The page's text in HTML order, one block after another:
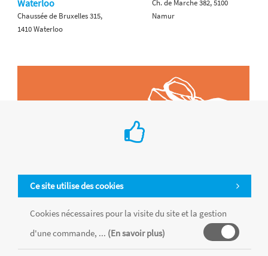
Ce site utilise des cookies
Cookies nécessaires pour la visite du site et la gestion
d'une commande, ... (En savoir plus)
Waterloo
Chaussée de Bruxelles 315,
1410 Waterloo
Ch. de Marche 382, 5100
Namur